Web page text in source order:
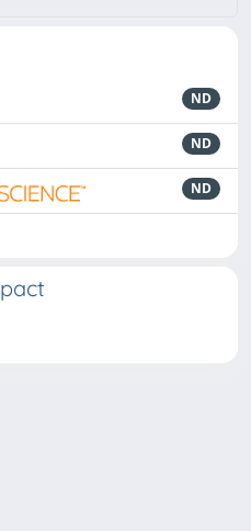
ND
ND
ND